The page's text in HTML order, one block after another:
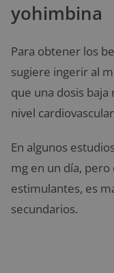
yohimbina
Para obtener los
sugiere ingerir al
que una dosis
nivel
En algunos
mg en un día,
estimulantes, es
secundarios.